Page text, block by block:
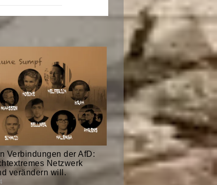
Verbindungen der AfD:
Netzwerk
verändern will.